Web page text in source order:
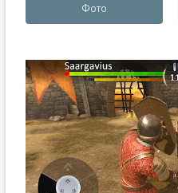
Фото